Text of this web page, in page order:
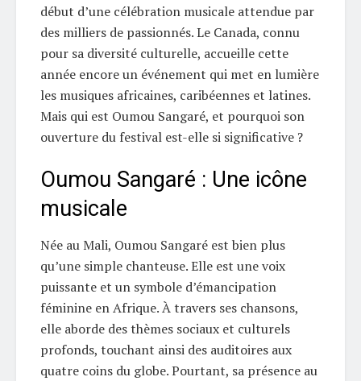
début d’une célébration musicale attendue par
des milliers de passionnés. Le Canada, connu
pour sa diversité culturelle, accueille cette
année encore un événement qui met en lumière
les musiques africaines, caribéennes et latines.
Mais qui est Oumou Sangaré, et pourquoi son
ouverture du festival est-elle si significative ?
Oumou Sangaré : Une icône
musicale
Née au Mali, Oumou Sangaré est bien plus
qu’une simple chanteuse. Elle est une voix
puissante et un symbole d’émancipation
féminine en Afrique. À travers ses chansons,
elle aborde des thèmes sociaux et culturels
profonds, touchant ainsi des auditoires aux
quatre coins du globe. Pourtant, sa présence au